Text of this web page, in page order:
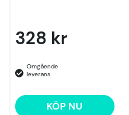
328 kr
KÖP NU